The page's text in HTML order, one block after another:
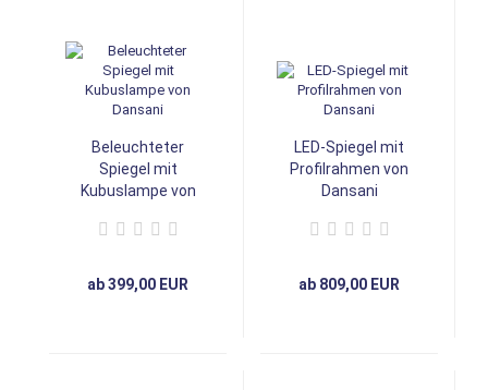
Beleuchteter
Spiegel mit
Kubuslampe von
ab 399,00 EUR
LED-Spiegel mit
Profilrahmen von
Dansani
ab 809,00 EUR